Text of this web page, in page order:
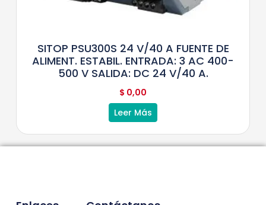
SITOP PSU300S 24 V/40 A FUENTE DE
ALIMENT. ESTABIL. ENTRADA: 3 AC 400-
500 V SALIDA: DC 24 V/40 A.
$ 0,00
Leer Más